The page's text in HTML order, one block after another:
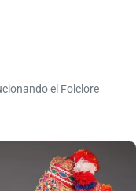
el Folclore